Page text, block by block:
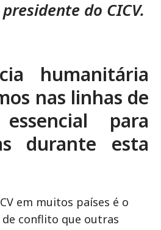
do CICV.
humanitária
nas linhas de
para
durante esta
em muitos países é o
de conflito que outras